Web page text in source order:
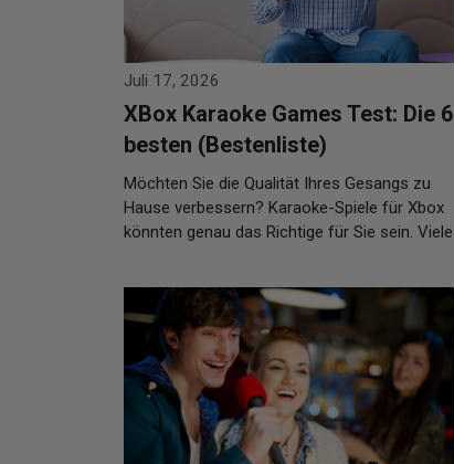
Juli 17, 2026
XBox Karaoke Games Test: Die 6
besten (Bestenliste)
Möchten Sie die Qualität Ihres Gesangs zu
Hause verbessern? Karaoke-Spiele für Xbox
könnten genau das Richtige für Sie sein. Viele
Weiterlesen…